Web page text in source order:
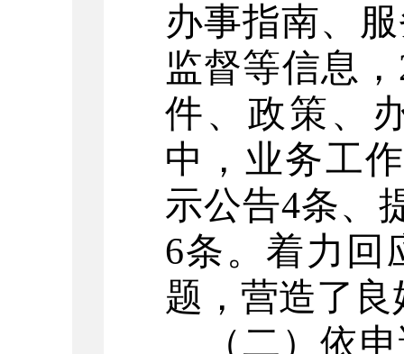
办事指南、
监督等信息，
件、政策、
中，业务工
示公告4条、
6条。着力回
题，营造了
（二）依